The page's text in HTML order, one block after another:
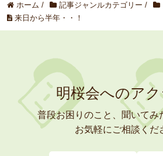
ホーム / 記事ジャンルカテゴリー /
来日から半年・・！
明桜会へのア
普段お困りのこと、聞いてみ
お気軽にご相談くだ